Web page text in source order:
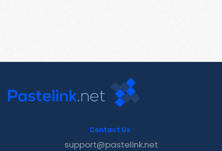
Contact Us
support@pastelink.net